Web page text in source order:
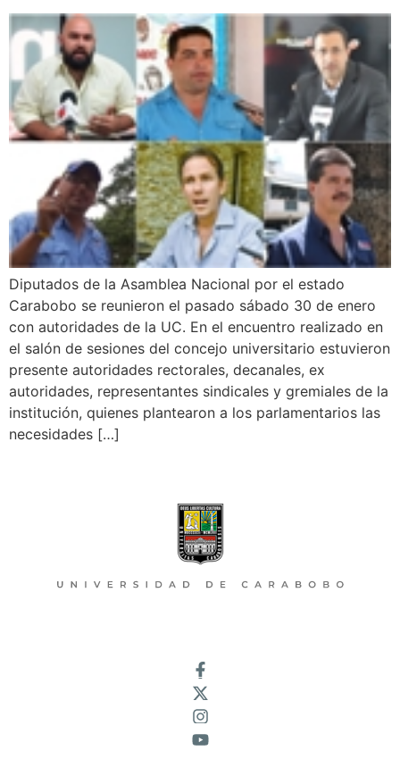
Diputados de la Asamblea Nacional por el estado
Carabobo se reunieron el pasado sábado 30 de enero
con autoridades de la UC. En el encuentro realizado en
el salón de sesiones del concejo universitario estuvieron
presente autoridades rectorales, decanales, ex
autoridades, representantes sindicales y gremiales de la
institución, quienes plantearon a los parlamentarios las
necesidades […]